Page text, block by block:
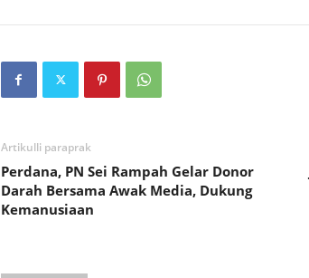
Artikulli paraprak
Perdana, PN Sei Rampah Gelar Donor
Darah Bersama Awak Media, Dukung
Kemanusiaan